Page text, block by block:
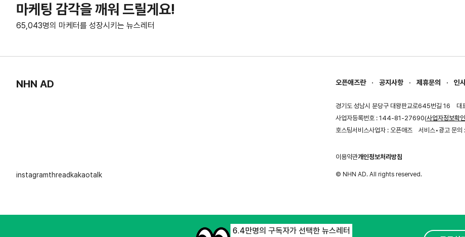
마케팅 감각을 깨워 드릴게요!
65,043명의 마케터를 성장시키는 뉴스레터
NHN AD 오픈애즈란 공지사항 제휴문의 인
경기도 성남시 분당구 대왕판교로645번길 16
대
사업자등록번호 : 144-81-27690(사업자정보확인
호스팅서비스사업자 : 오픈애즈
서비스•광고 문의 :
이용약관개인정보처리방침
instagramthread kakaotalk © NHN AD. All rights reserved.
6.4만명의 구독자가 선택한 뉴스레터